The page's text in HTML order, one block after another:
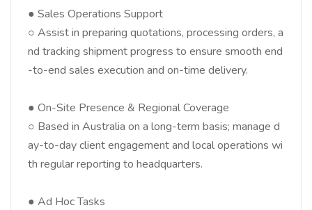
● Sales Operations Support
○ Assist in preparing quotations, processing orders, a
nd tracking shipment progress to ensure smooth end
-to-end sales execution and on-time delivery.
● On-Site Presence & Regional Coverage
○ Based in Australia on a long-term basis; manage d
ay-to-day client engagement and local operations wi
th regular reporting to headquarters.
● Ad Hoc Tasks